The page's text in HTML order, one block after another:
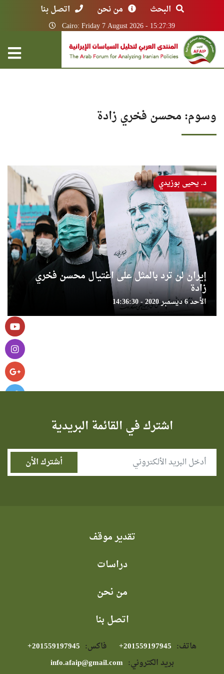
البحث من نحن اتصل بنا
Cairo: Friday 7 August 2026 - 15:27:39
وسوم: محسن فخري زادة
إيران لن ترد بالمثل على اغتيال محسن فخري
زادة
الأحد 6 ديسمبر 2020 - 14:36:30
د. يحيى بوزيدي
اشترك في القائمة البريدية
تقدير موقف
دراسات
من نحن
اتصل بنا
هاتف: فاكس:
بريد الكتروني: info.afaip@gmail.com